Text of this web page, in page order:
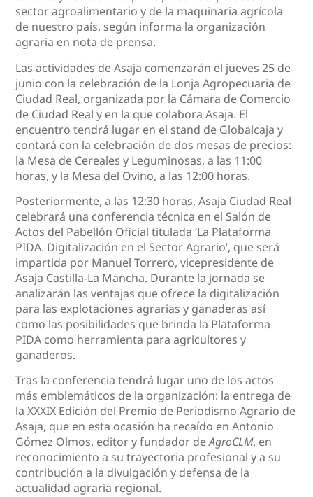
sector agroalimentario y de la maquinaria agrícola
de nuestro país, según informa la organización
agraria en nota de prensa.
Las actividades de Asaja comenzarán el jueves 25 de
junio con la celebración de la Lonja Agropecuaria de
Ciudad Real, organizada por la Cámara de Comercio
de Ciudad Real y en la que colabora Asaja. El
encuentro tendrá lugar en el stand de Globalcaja y
contará con la celebración de dos mesas de precios:
la Mesa de Cereales y Leguminosas, a las 11:00
horas, y la Mesa del Ovino, a las 12:00 horas.
Posteriormente, a las 12:30 horas, Asaja Ciudad Real
celebrará una conferencia técnica en el Salón de
Actos del Pabellón Oficial titulada ‘La Plataforma
PIDA. Digitalización en el Sector Agrario’, que será
impartida por Manuel Torrero, vicepresidente de
Asaja Castilla-La Mancha. Durante la jornada se
analizarán las ventajas que ofrece la digitalización
para las explotaciones agrarias y ganaderas así
como las posibilidades que brinda la Plataforma
PIDA como herramienta para agricultores y
ganaderos.
Tras la conferencia tendrá lugar uno de los actos
más emblemáticos de la organización: la entrega de
la XXXIX Edición del Premio de Periodismo Agrario de
Asaja, que en esta ocasión ha recaído en Antonio
Gómez Olmos, editor y fundador deAgroCLM, en
reconocimiento a su trayectoria profesional y a su
contribución a la divulgación y defensa de la
actualidad agraria regional.